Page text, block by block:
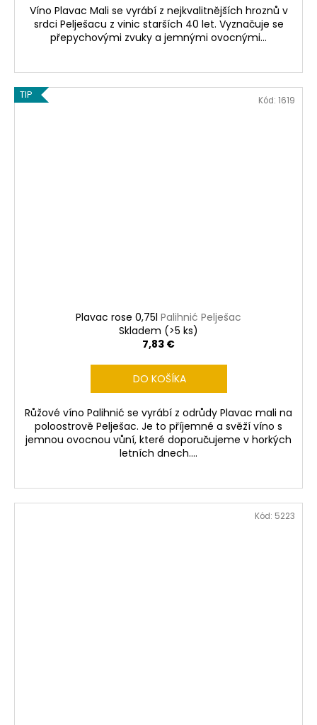
Víno Plavac Mali se vyrábí z nejkvalitnějších hroznů v
srdci Pelješacu z vinic starších 40 let. Vyznačuje se
přepychovými zvuky a jemnými ovocnými...
TIP
Plavac rose 0,75l Palihnić Pelješac
Skladem (>5 ks)
7,83 €
DO KOŠÍKA
Růžové víno Palihnić se vyrábí z odrůdy Plavac mali na
poloostrově Pelješac. Je to příjemné a svěží víno s
jemnou ovocnou vůní, které doporučujeme v horkých
letních dnech....
Kód: 1619
Kód: 5223